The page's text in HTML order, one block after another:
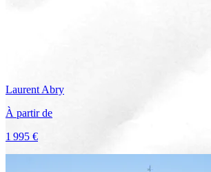
Laurent Abry
À partir de
1 995 €